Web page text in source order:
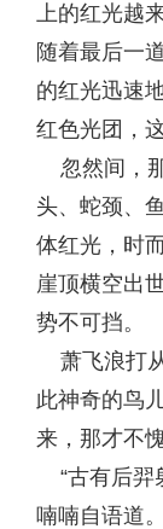
上的红光越
随着最后一
的红光迅速
红色光团，
忽然间，
头、蛇颈、
体红光，时
崖顶横空出
势不可挡。
萧飞浪打
此神奇的鸟
来，那才不
“古有后羿
喃喃自语道